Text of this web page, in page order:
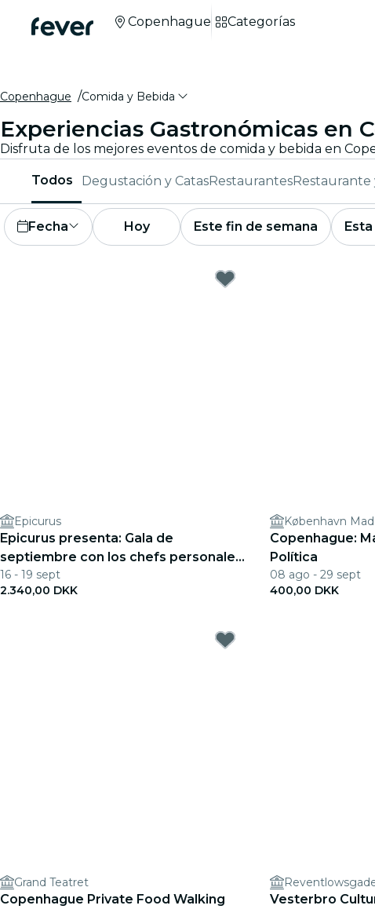
Copenhague Categorías
Copenhague Comida y Bebida
Experiencias Gastronómicas en
Todos Degustación y CatasRestaurantesRestaurante
Fecha Hoy Este fin de semana
Epicurus
Epicurus presenta: Gala de
septiembre con los chefs personales
del príncipe y vocalista
16 - 19 sept
2.340,00 DKK
København
Copenhague:
Política
08 ago - 29 sept
400,00 DKK
Grand Teatret
Copenhague Private Food Walking
Vesterbro